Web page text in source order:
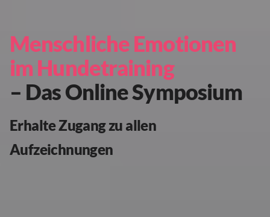
Menschliche Emotionen
im Hundetraining
– Das Online Symposium
Erhalte Zugang zu allen
Aufzeichnungen